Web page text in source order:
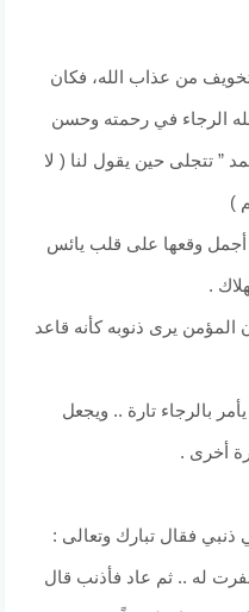
من عذاب الله، فكان
الرجاء في رحمته وحسن
” تتجلى حين يقول لنا ( لا
)
أجمل وقعها على قلب يائس
.
يرى ذنوبه كأنه قاعد
بالرجاء تارة .. ويجعل
أخرى .
ذنبي فقال تبارك وتعالى :
له .. ثم عاد فأذنب قال